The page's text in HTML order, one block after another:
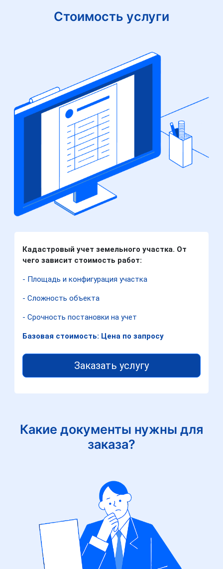
Стоимость услуги
Кадастровый учет земельного участка. От
чего зависит стоимость работ:
- Площадь и конфигурация участка
- Сложность объекта
- Срочность постановки на учет
Базовая стоимость: Цена по запросу
Заказать услугу
Какие документы нужны для
заказа?